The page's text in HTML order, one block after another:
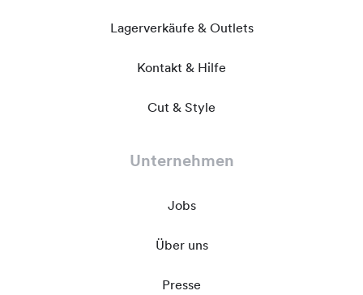
Lagerverkäufe & Outlets
Kontakt & Hilfe
Cut & Style
Unternehmen
Jobs
Über uns
Presse